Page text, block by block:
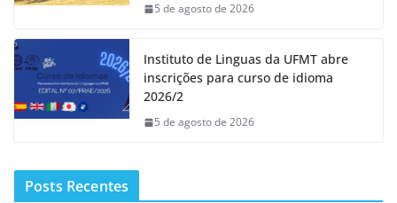
5 de agosto de 2026
Instituto de Linguas da UFMT abre
inscrições para curso de idioma
2026/2
5 de agosto de 2026
Posts Recentes